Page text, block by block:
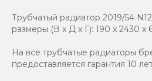
Трубчатый радиатор 2019/54
размеры (В x Д x Г): 190 x 2430 x
На все трубчатые радиаторы
предоставляется гарантия 10